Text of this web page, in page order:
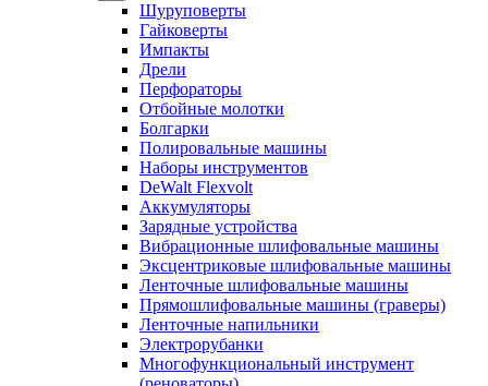
Шуруповерты
Гайковерты
Импакты
Дрели
Перфораторы
Отбойные молотки
Болгарки
Полировальные машины
Наборы инструментов
DeWalt Flexvolt
Аккумуляторы
Зарядные устройства
Вибрационные шлифовальные машины
Эксцентриковые шлифовальные машины
Ленточные шлифовальные машины
Прямошлифовальные машины (граверы)
Ленточные напильники
Электрорубанки
Многофункциональный инструмент